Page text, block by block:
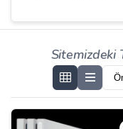
Sitemizdeki